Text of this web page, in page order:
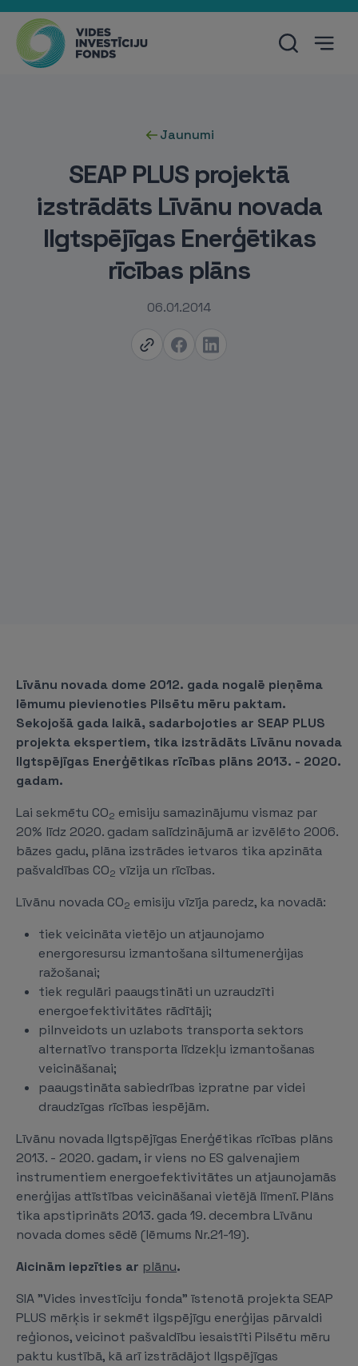
Jaunumi
SEAP PLUS projektā
izstrādāts Līvānu novada
Ilgtspējīgas Enerģētikas
rīcības plāns
06.01.2014
Līvānu novada dome 2012. gada nogalē pieņēma
lēmumu pievienoties Pilsētu mēru paktam.
Sekojošā gada laikā, sadarbojoties ar SEAP PLUS
projekta ekspertiem, tika izstrādāts Līvānu novada
Ilgtspējīgas Enerģētikas rīcības plāns 2013. - 2020.
gadam.
Lai sekmētu CO2 emisiju samazinājumu vismaz par
20% līdz 2020. gadam salīdzinājumā ar izvēlēto 2006.
bāzes gadu, plāna izstrādes ietvaros tika apzināta
pašvaldības CO2 vīzija un rīcības.
Līvānu novada CO2 emisiju vīzīja paredz, ka novadā:
tiek veicināta vietējo un atjaunojamo
energoresursu izmantošana siltumenerģijas
ražošanai;
tiek regulāri paaugstināti un uzraudzīti
energoefektivitātes rādītāji;
pilnveidots un uzlabots transporta sektors
alternatīvo transporta līdzekļu izmantošanas
veicināšanai;
paaugstināta sabiedrības izpratne par videi
draudzīgas rīcības iespējām.
Līvānu novada Ilgtspējīgas Enerģētikas rīcības plāns
2013. - 2020. gadam, ir viens no ES galvenajiem
instrumentiem energoefektivitātes un atjaunojamās
enerģijas attīstības veicināšanai vietējā līmenī. Plāns
tika apstiprināts 2013. gada 19. decembra Līvānu
novada domes sēdē (lēmums Nr.21-19).
Aicinām iepzīties ar plānu.
SIA "Vides investīciju fonda” īstenotā projekta SEAP
PLUS mērķis ir sekmēt ilgspējīgu enerģijas pārvaldi
reģionos, veicinot pašvaldību iesaistīti Pilsētu mēru
paktu kustībā, kā arī izstrādājot Ilgspējīgas